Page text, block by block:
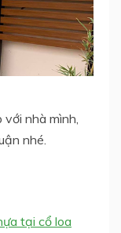
nhà mình,
nhé.
tại cổ loa